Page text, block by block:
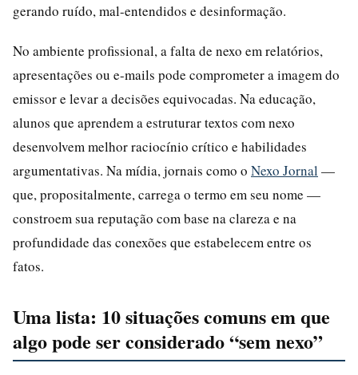
gerando ruído, mal-entendidos e desinformação.
No ambiente profissional, a falta de nexo em relatórios,
apresentações ou e-mails pode comprometer a imagem do
emissor e levar a decisões equivocadas. Na educação,
alunos que aprendem a estruturar textos com nexo
desenvolvem melhor raciocínio crítico e habilidades
argumentativas. Na mídia, jornais como o Nexo Jornal —
que, propositalmente, carrega o termo em seu nome —
constroem sua reputação com base na clareza e na
profundidade das conexões que estabelecem entre os
fatos.
Uma lista: 10 situações comuns em que
algo pode ser considerado “sem nexo”